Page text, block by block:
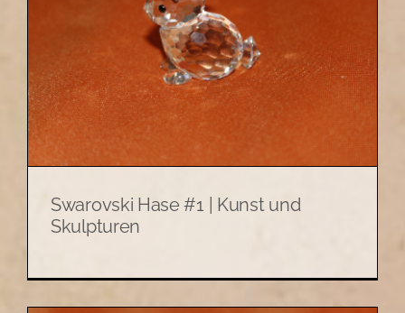
Swarovski Hase #1 | Kunst und
Skulpturen